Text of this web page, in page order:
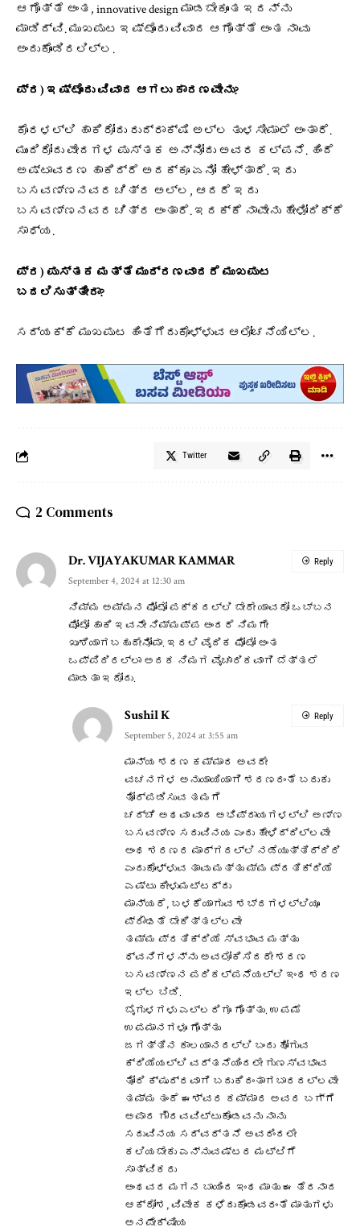
ಆಗೊತ್ತೆ ಅಂತ, innovative design ಮಾಡಬೇಕೂಂತ ಇದನ್ನು
ಮಾಡಿದ್ವಿ. ಮುಖಪುಟ ಇಷ್ಟೊಂದು ವಿವಾದ ಆಗೊತ್ತೆ ಅಂತ ನಾವು
ಅಂದುಕೊಂಡಿರಲಿಲ್ಲ.
ಪ್ರ) ಇಷ್ಟೊಂದು ವಿವಾದ ಆಗಲು ಕಾರಣವೇನು?
ಕೊರಳಲ್ಲಿ ಹಾಕಿರೋದು ರುದ್ರಾಕ್ಷಿ ಅಲ್ಲ ತುಳಸೀಮಾಲೆ ಅಂತಾರೆ.
ಮುಂದಿರೋದು ವೇದಗಳ ಪುಸ್ತಕ ಅನ್ನೋದು ಅವರ ಕಲ್ಪನೆ. ಹಿಂದೆ
ಅಷ್ಟಾವರಣ ಹಾಕಿದ್ರೆ ಅದಕ್ಕೂ ಏನೋ ಹೇಳ್ತಾರೆ. ಇದು
ಬಸವಣ್ಣನವರ ಚಿತ್ರ ಅಲ್ಲ, ಆದರೆ ಇದು
ಬಸವಣ್ಣನವರ ಚಿತ್ರ ಅಂತಾರೆ. ಇದಕ್ಕೆ ನಾವೇನು ಹೇಳೋದಿಕ್ಕೆ
ಸಾಧ್ಯ.
ಪ್ರ) ಪುಸ್ತಕ ಮತ್ತೆ ಮುದ್ರಣವಾದರೆ ಮುಖಪುಟ
ಬದಲಿಸುತ್ತೀರಾ?
ಸದ್ಯಕ್ಕೆ ಮುಖಪುಟ ಹಿಂತೆಗೆದುಕೊಳ್ಳುವ ಆಲೋಚನೆಯಿಲ್ಲ.
Twitter
2 Comments
Dr. VIJAYAKUMAR KAMMAR
September 4, 2024 at 12:30 am
ನಿಮ್ಮ ಅಮ್ಮನ ಫೋಟೋ ಪಕ್ಕದಲ್ಲಿ ಬೇರೇ ಯಾವದೋ ಒಬ್ಬನ
ಫೋಟೋ ಹಾಕಿ ಇವನೇ ನಿಮ್ಮಪ್ಪ ಅಂದರೆ ನಿಮಗೇ
ಖುಶಿಯಾಗಬಹುದೇನೋಪಾ. ಇರಲಿ ವೈದಿಕ ಫೋಟೋ ಅಂತ
ಒಪ್ಪಿದಿರಲ್ಲಾ ಅದಕ ನಿಮಗ ವೈಚಾರಿಕವಾಗಿ ಬೆತ್ತಲೆ
ಮಾಡತಾ ಇರೋದು.
Reply
Sushil K
September 5, 2024 at 3:55 am
ಮಾನ್ಯ ಶರಣ ಕಮ್ಮಾರ ಅವರೇ
ವಚನಗಳ ಅನುಯಾಯಿಯಾಗಿ ಶರಣರಂತೆ ಬದುಕು
ತೋರ್ಪಡಿಸುವ ತಮಗೆ
ಚರ್ಚೆ ಅಥವಾ ವಾದ ಅಭಿಪ್ರಾಯಗಳಲ್ಲಿ ಅಣ್ಣ
ಬಸವಣ್ಣ ಸದುವಿನಯ ಎಂದು ಹೇಳಿದ್ದಿಲ್ಲವೇ
ಅಂಥ ಶರಣರ ಮಾರ್ಗದಲ್ಲಿ ನಡೆಯುತ್ತಿದ್ದಿರಿ
ಎಂದುಕೊಳ್ಳುವ ತಾವು ಮತ್ತು ಮ್ಮ ಪ್ರತಿಕ್ರಿಯೆ
ಎಷ್ಟು ಕೀಳುಮಟ್ಟದ್ದು
ಮಾನ್ಯರೆ, ಬಳಕೆಯಾಗುವ ಶಬ್ದಗಳಲ್ಲಿಯೂ
ಪ್ರೌಢತೆ ಬೇಕಿತ್ತಲ್ಲವೇ
ತಮ್ಮ ಪ್ರತಿಕ್ರಿಯೆ ಸ್ವಭಾವ ಮತ್ತು
ಧ್ವನಿಗಳನ್ನು ಅವಲೋಕಿಸಿದರೇ ಶರಣ
ಬಸವಣ್ಣನ ಪರಿಕಲ್ಪನೆಯಲ್ಲಿ ಇಂಥ ಶರಣ
ಇಲ್ಲ ಬಿಡಿ.
ಬೈಗುಳಗಳು ಎಲ್ಲರಿಗೂ ಗೊತ್ತು. ಉಪಮೆ
ಉಪಮಾನಗಳೂ ಗೊತ್ತು
ಜಗತ್ತಿನ ಕಾಲಯಾನದಲ್ಲಿ ಬಂದು ಹೋಗುವ
ಕ್ರಿಯೆಯಲ್ಲಿ ವರ್ತನೆಯಿಂದಲೇ ಗುಣಸ್ವಭಾವ
ತೋರಿ ಕ್ಷುದ್ರವಾಗಿ ಬದುಕಿದಂತಾಗಬಾರದಲ್ಲವೇ
ತಮ್ಮ ತಂದೆ ಈಶ್ವರ ಕಮ್ಮಾರ ಅವರ ಬಗ್ಗೆ
ಅಪಾರ ಗೌರವವಿಟ್ಟುಕೊಂಡವನು ನಾನು
ಸದುವಿನಯ ಸದ್ವರ್ತನೆ ಅವರಿಂದಲೇ
ಕಲಿಯಬೇಕು ಎನ್ನುವಷ್ಟರ ಮಟ್ಟಿಗೆ
ಸಾತ್ವಿಕರು
ಅಂಥವರ ಮಗನ ಬಾಯಿಂದ ಇಂಥ ಮಾತು ಈ ತೆರನಾದ
ಆಕ್ರೋಶ, ವಿವೇಕ ಕಳೆದುಕೊಂಡವರಂತೆ ಮಾತುಗಳು
ಅನಪೇಕ್ಷೀಯ
Reply